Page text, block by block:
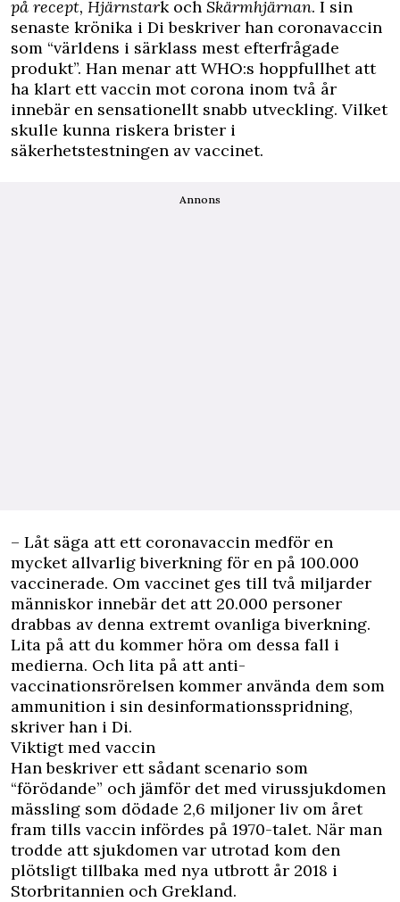
på recept, Hjärnstark och Skärmhjärnan. I sin
senaste krönika i Di beskriver han coronavaccin
som “världens i särklass mest efterfrågade
produkt”. Han menar att WHO:s hoppfullhet att
ha klart ett vaccin mot corona inom två år
innebär en sensationellt snabb utveckling. Vilket
skulle kunna riskera brister i
säkerhetstestningen av vaccinet.
Annons
– Låt säga att ett coronavaccin medför en
mycket allvarlig biverkning för en på 100.000
vaccinerade. Om vaccinet ges till två miljarder
människor innebär det att 20.000 personer
drabbas av denna extremt ovanliga biverkning.
Lita på att du kommer höra om dessa fall i
medierna. Och lita på att anti-
vaccinationsrörelsen kommer använda dem som
ammunition i sin desinformationsspridning,
skriver han i Di.
Viktigt med vaccin
Han beskriver ett sådant scenario som
“förödande” och jämför det med virussjukdomen
mässling som dödade 2,6 miljoner liv om året
fram tills vaccin infördes på 1970-talet. När man
trodde att sjukdomen var utrotad kom den
plötsligt tillbaka med nya utbrott år 2018 i
Storbritannien och Grekland.